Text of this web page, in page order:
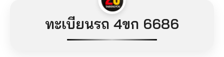
ทะเบียนรถ 4ขก 6686